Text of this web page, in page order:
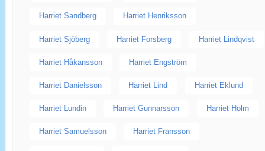
Harriet Sandberg Harriet Henriksson
Harriet Sjöberg Harriet Forsberg Harriet Lindqvist
Harriet Håkansson Harriet Engström
Harriet Danielsson Harriet Lind Harriet Eklund
Harriet Lundin Harriet Gunnarsson Harriet Holm
Harriet Samuelsson Harriet Fransson